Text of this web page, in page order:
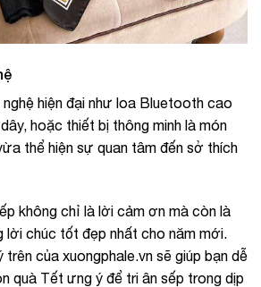
hiện đại như loa Bluetooth cao
hoặc thiết bị thông minh là món
thể hiện sự quan tâm đến sở thích
không chỉ là lời cảm ơn mà còn là
lời chúc tốt đẹp nhất cho năm mới.
trên của xuongphale.vn sẽ giúp bạn dễ
quà Tết ưng ý để tri ân sếp trong dịp